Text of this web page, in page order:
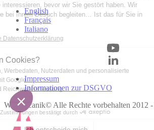
unserer Website interessieren, bevor wir Sie
würden Sie gerne bei Ihrem Besuch begleiten…
Ordnung?
Lesen Sie unsere Datenschutzerklärung
Wozu dienen Cookies?
Teile Analysen, Werbedaten, Nutzerdaten und
Werbedaten mit Google
Statistiken und Reichweitenmessung
Zustimmungen bestätigt durch
English
Français
Italiano
Impressum
Informationen zur DSGVO
Webmecanik© Alle Rechte vorbehalten 2012